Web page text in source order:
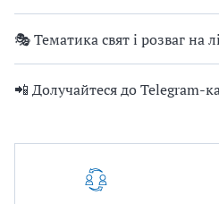
🎭 Тематика свят і розваг на
📲 Долучайтеся до Telegram-